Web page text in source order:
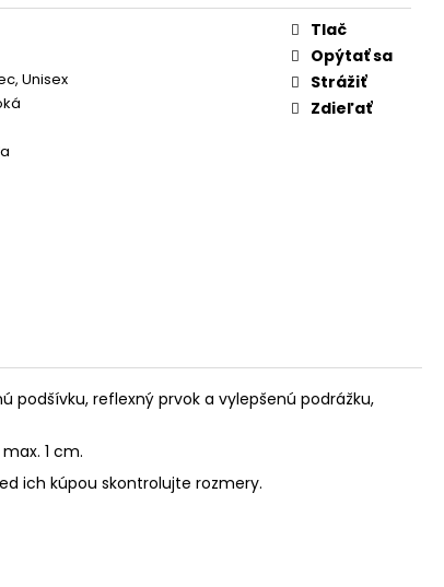
Unisex
Tlač
Opýtať sa
Strážiť
Zdieľať
podšívku, reflexný prvok a vylepšenú podrážku,
1 cm.
ich kúpou skontrolujte rozmery.